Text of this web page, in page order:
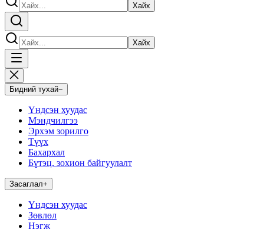
Хайх
Хайх
Бидний тухай−
Үндсэн хуудас
Мэндчилгээ
Эрхэм зорилго
Түүх
Бахархал
Бүтэц, зохион байгуулалт
Засаглал+
Үндсэн хуудас
Зөвлөл
Нэгж